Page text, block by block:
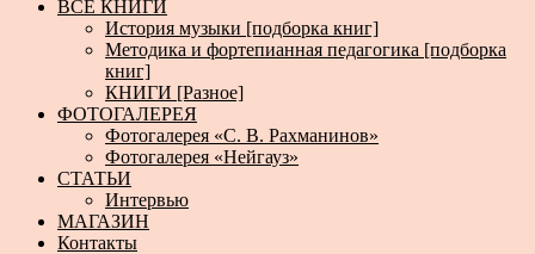
ВСЕ КНИГИ
История музыки [подборка книг]
Методика и фортепианная педагогика [подборка
книг]
КНИГИ [Разное]
ФОТОГАЛЕРЕЯ
Фотогалерея «С. В. Рахманинов»
Фотогалерея «Нейгауз»
СТАТЬИ
Интервью
МАГАЗИН
Контакты